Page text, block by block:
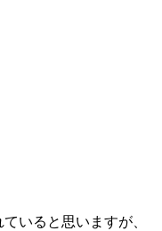
いると思いますが、